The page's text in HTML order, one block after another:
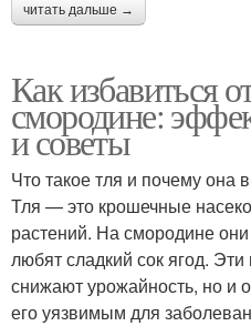
читать дальше →
Как избавиться
смородине:
и советы
Что такое тля и почему она
Тля — это крошечные
растений. На смородине
любят сладкий сок ягод.
снижают урожайность, но и
его уязвимым для